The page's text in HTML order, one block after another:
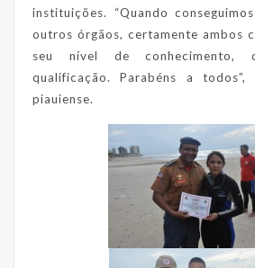
instituições. “Quando
outros órgãos, certamente ambos
seu nível de conhecimento,
qualificação. Parabéns a
piauiense.